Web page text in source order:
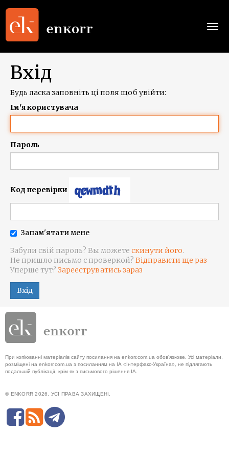
Вхід
Будь ласка заповніть ці поля щоб увійти:
Ім'я користувача
Пароль
Код перевірки
Запам'ятати мене
Забули свій пароль? Вы можете скинути його.
Не пришло письмо с проверкой? Відправити ще раз
Уперше тут? Зарееструватись зараз
Вхід
При копіюванні матеріалів сайту посилання на enkorr.com.ua обов'язкове. Усі матеріали,
розміщені на enkorr.com.ua з посиланням на ІА «Інтерфакс-Україна», не підлягають
подальшій публікації, крім як з письмового рішення ІА.
© ENKORR 2026. УСІ ПРАВА ЗАХИЩЕНІ.